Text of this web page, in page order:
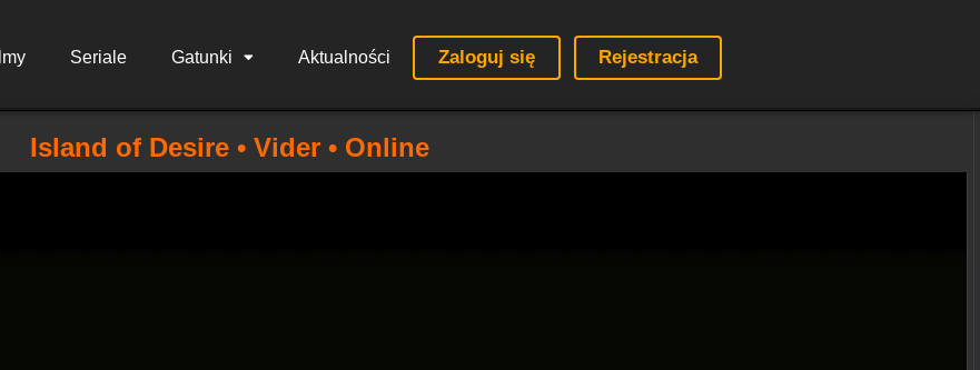
Seriale Gatunki Aktualności Zaloguj się Rejestracja
Island of Desire • Vider • Online